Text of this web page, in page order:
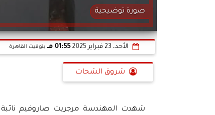
صورة توضيحية
الأحد، 23 فبراير 2025 01:55 مـ بتوقيت القاهرة
شروق الشحات
شهدت المهندسة مرجريت صاروفيم نائبة